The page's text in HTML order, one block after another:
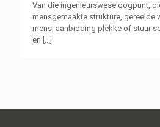
Van die ingenieurswese oogpunt,
mensgemaakte strukture, gereelde
mens, aanbidding plekke of stuur
en [...]